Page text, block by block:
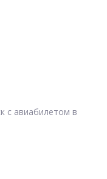
с авиабилетом в